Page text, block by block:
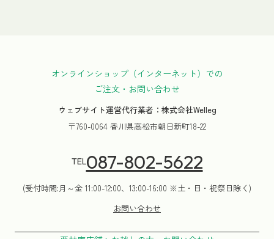
オンラインショップ（インターネット）での
ご注文・お問い合わせ
ウェブサイト運営代行業者：株式会社Welleg
〒760-0064 香川県高松市朝日新町18-22
TEL087-802-5622
(受付時間:月～金 11:00-12:00、13:00-16:00 ※土・日・祝祭日除く)
お問い合わせ